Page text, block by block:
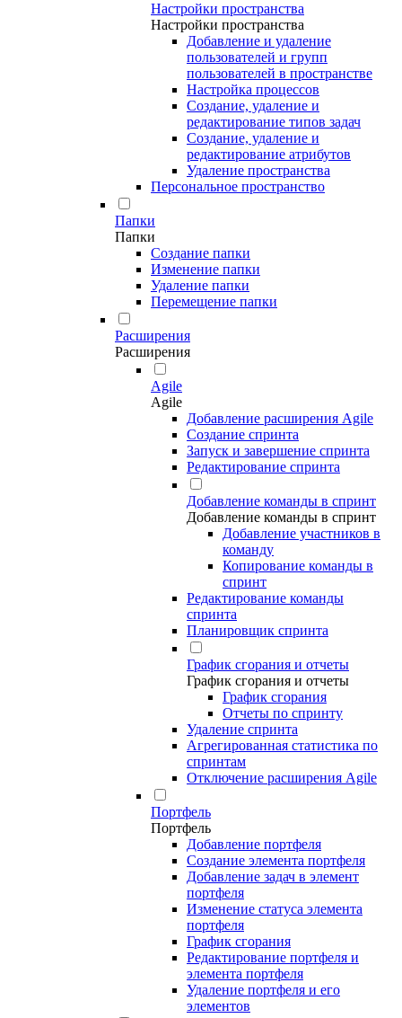
Настройки пространства
Настройки пространства
Добавление и удаление
пользователей и групп
пользователей в пространстве
Настройка процессов
Создание, удаление и
редактирование типов задач
Создание, удаление и
редактирование атрибутов
Удаление пространства
Персональное пространство
Папки
Папки
Создание папки
Изменение папки
Удаление папки
Перемещение папки
Расширения
Расширения
Agile
Agile
Добавление расширения Agile
Создание спринта
Запуск и завершение спринта
Редактирование спринта
Добавление команды в спринт
Добавление команды в спринт
Добавление участников в
команду
Копирование команды в
спринт
Редактирование команды
спринта
Планировщик спринта
График сгорания и отчеты
График сгорания и отчеты
График сгорания
Отчеты по спринту
Удаление спринта
Агрегированная статистика по
спринтам
Отключение расширения Agile
Портфель
Портфель
Добавление портфеля
Создание элемента портфеля
Добавление задач в элемент
портфеля
Изменение статуса элемента
портфеля
График сгорания
Редактирование портфеля и
элемента портфеля
Удаление портфеля и его
элементов